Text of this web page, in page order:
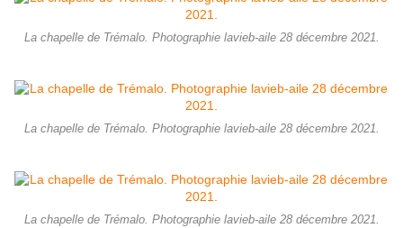
La chapelle de Trémalo. Photographie lavieb-aile 28 décembre 2021.
La chapelle de Trémalo. Photographie lavieb-aile 28 décembre 2021.
La chapelle de Trémalo. Photographie lavieb-aile 28 décembre 2021.